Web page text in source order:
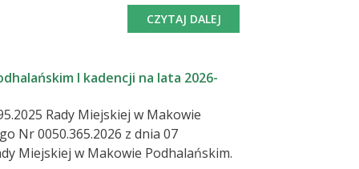
pracodawca obowiązany jest
w pracach organów gminy.
CZYTAJ DALEJ
I kadencji na lata 2026-
Rady Miejskiej w Makowie
Nr 0050.365.2026 z dnia 07
Miejskiej w Makowie Podhalańskim.